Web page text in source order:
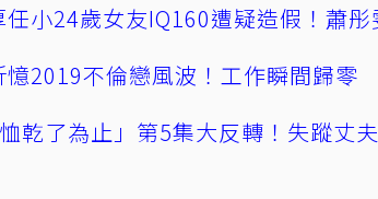
任小24歲女友IQ160遭疑造假！蕭彤
憶2019不倫戀風波！工作瞬間歸
恤乾了為止」第5集大反轉！失蹤丈